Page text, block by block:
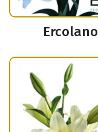
Ercolano